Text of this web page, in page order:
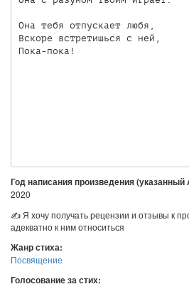
Она тебя отпускает любя,
Вскоре встретишься с ней,
Пока-пока!
Год написания произведения
2020
✍ Я хочу получать рецензии и отзывы к
адекватно к ним относиться
Жанр стиха:
Посвящение
Голосование за стих: